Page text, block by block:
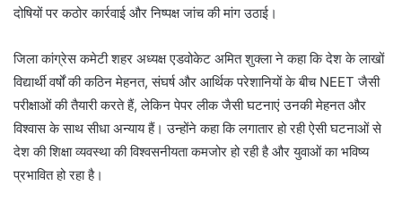
दोषियों पर कठोर कार्रवाई और निष्पक्ष जांच की मांग उठाई।
जिला कांग्रेस कमेटी शहर अध्यक्ष एडवोकेट अमित शुक्ला ने कहा कि देश के लाखों
विद्यार्थी वर्षों की कठिन मेहनत, संघर्ष और आर्थिक परेशानियों के बीच NEET जैसी
परीक्षाओं की तैयारी करते हैं, लेकिन पेपर लीक जैसी घटनाएं उनकी मेहनत और
विश्वास के साथ सीधा अन्याय हैं। उन्होंने कहा कि लगातार हो रही ऐसी घटनाओं से
देश की शिक्षा व्यवस्था की विश्वसनीयता कमजोर हो रही है और युवाओं का भविष्य
प्रभावित हो रहा है।